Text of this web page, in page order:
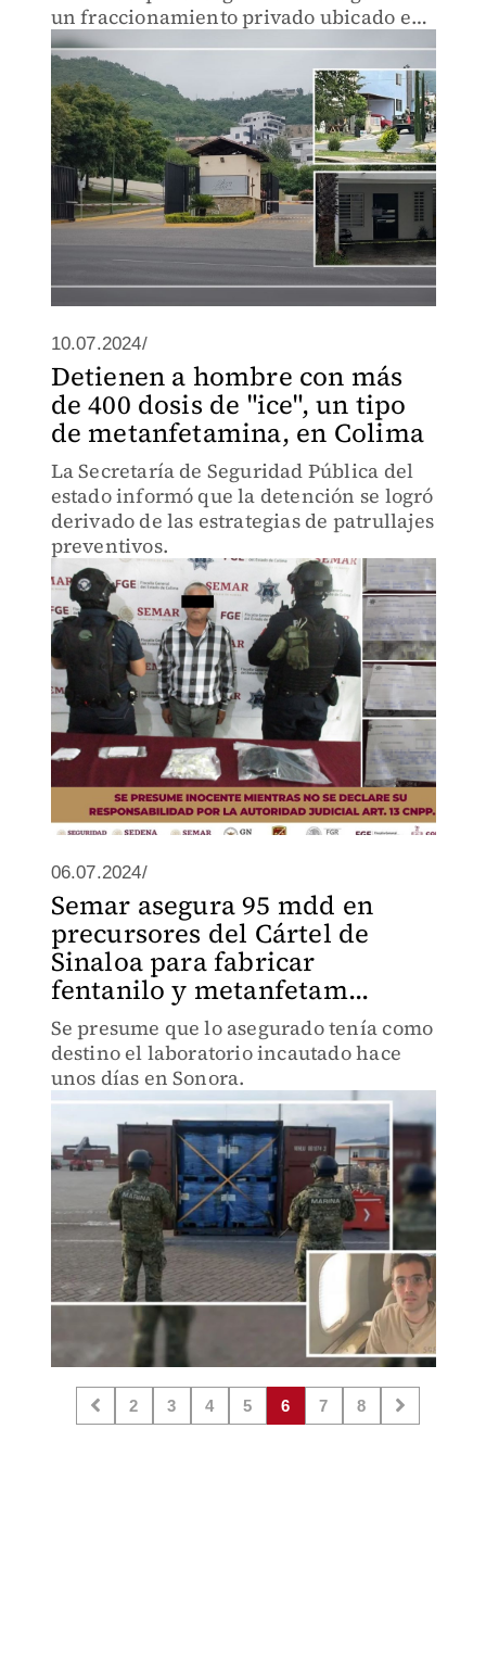
un fraccionamiento privado ubicado en
las faldas del Cerro de la Silla.
10.07.2024/
Detienen a hombre con más
de 400 dosis de "ice", un tipo
de metanfetamina, en Colima
La Secretaría de Seguridad Pública del
estado informó que la detención se logró
derivado de las estrategias de patrullajes
preventivos.
06.07.2024/
Semar asegura 95 mdd en
precursores del Cártel de
Sinaloa para fabricar
fentanilo y metanfetam...
Se presume que lo asegurado tenía como
destino el laboratorio incautado hace
unos días en Sonora.
2 3 4 5 6 7 8